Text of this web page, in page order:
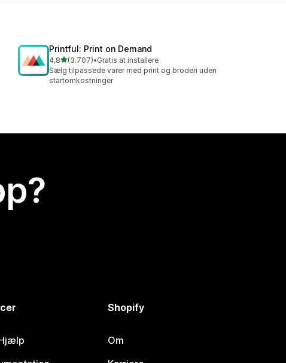
Printful: Print on Demand
4,8ud af 5 stjerner
(3.707)
3707 anmeldelser i alt
•Gratis at installere
Sælg tilpassede varer med print og broderi uden
startomkostninger
Shopify
Om